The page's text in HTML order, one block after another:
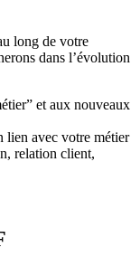
long de votre
dans l’évolution
et aux nouveaux
lien avec votre métier
relation client,